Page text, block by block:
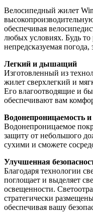
Велосипедный жилет
обеспечивая
любых условиях. Будь то
непредсказуемая
Легкий и дышащий
Изготовленный из
жилет сверхлегкий и
Его влагоотводящие и
обеспечивают вам
Водонепроницаемость
Водонепроницаемое
защиту от небольшого
сухими и сможете
Улучшенная
Благодаря технологии
поглощает и выделяет
освещенности.
стратегически
обеспечивая вашу